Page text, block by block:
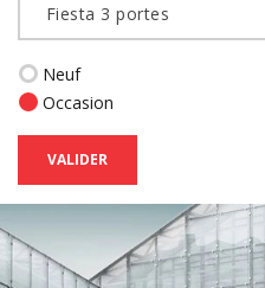
Fiesta 3 portes
Neuf
Occasion
VALIDER